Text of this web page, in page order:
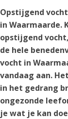
Opstijgend
in Waarmaarde.
opstijgend
de hele
vocht in
vandaag aan.
in het gedrang
ongezonde
je wat je kan